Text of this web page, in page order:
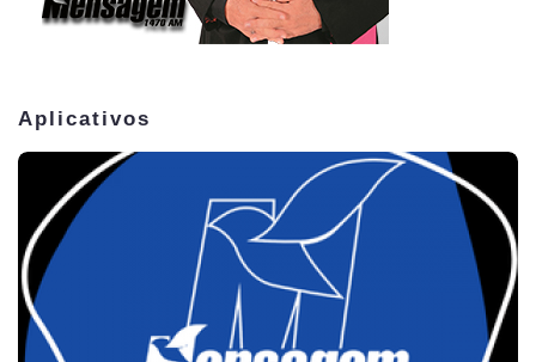
Aplicativos